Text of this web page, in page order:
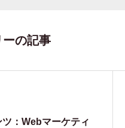
ーの記事
：Webマーケティ